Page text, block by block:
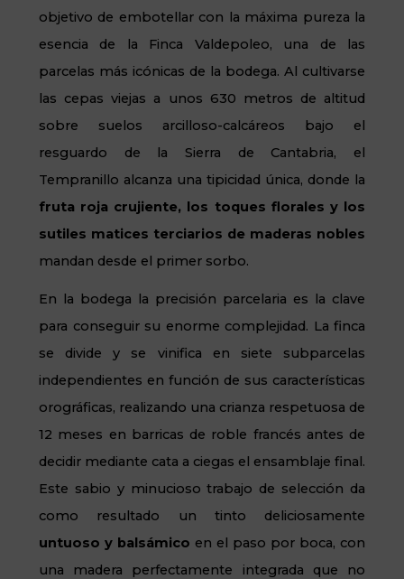
objetivo de embotellar con la máxima pureza la
esencia de la Finca Valdepoleo, una de las
parcelas más icónicas de la bodega. Al cultivarse
las cepas viejas a unos 630 metros de altitud
sobre suelos arcilloso-calcáreos bajo el
resguardo de la Sierra de Cantabria, el
Tempranillo alcanza una tipicidad única, donde la
fruta roja crujiente, los toques florales y los
sutiles matices terciarios de maderas nobles
mandan desde el primer sorbo.
En la bodega la precisión parcelaria es la clave
para conseguir su enorme complejidad. La finca
se divide y se vinifica en siete subparcelas
independientes en función de sus características
orográficas, realizando una crianza respetuosa de
12 meses en barricas de roble francés antes de
decidir mediante cata a ciegas el ensamblaje final.
Este sabio y minucioso trabajo de selección da
como resultado un tinto deliciosamente
untuoso y balsámico en el paso por boca, con
una madera perfectamente integrada que no